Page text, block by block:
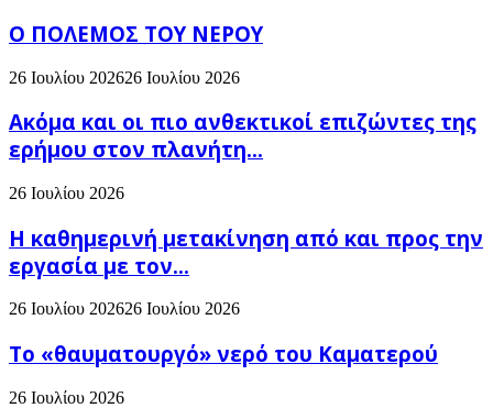
Ο ΠΟΛΕΜΟΣ ΤΟΥ ΝΕΡΟΥ
26 Ιουλίου 202626 Ιουλίου 2026
Ακόμα και οι πιο ανθεκτικοί επιζώντες της
ερήμου στον πλανήτη...
26 Ιουλίου 2026
H καθημερινή μετακίνηση από και προς την
εργασία με τον...
26 Ιουλίου 202626 Ιουλίου 2026
Το «θαυματουργό» νερό του Καματερού
26 Ιουλίου 2026